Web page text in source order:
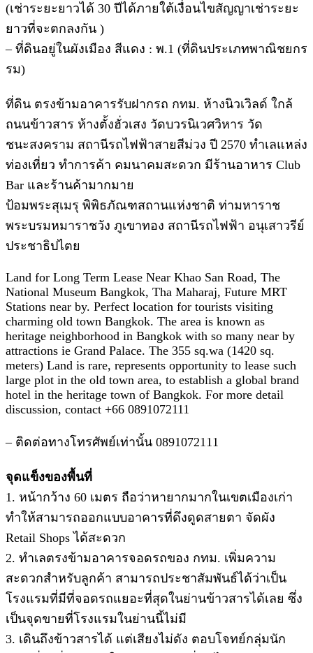
(เช่าระยะยาวได้ 30 ปีได้ภายใต้เงื่อนไขสัญญาเช่าระยะ
ยาวที่จะตกลงกัน )
– ที่ดินอยู่ในผังเมือง สีแดง : พ.1 (ที่ดินประเภทพาณิชยกร
รม)
ที่ดิน ตรงข้ามอาคารรับฝากรถ กทม. ห้างนิวเวิลด์ ใกล้
ถนนข้าวสาร ห้างตั้งฮั่วเสง วัดบวรนิเวศวิหาร วัด
ชนะสงคราม สถานีรถไฟฟ้าสายสีม่วง ปี 2570 ทำเลแหล่ง
ท่องเที่ยว ทำการค้า คมนาคมสะดวก มีร้านอาหาร Club
Bar และร้านค้ามากมาย
ป้อมพระสุเมรุ พิพิธภัณฑสถานแห่งชาติ ท่ามหาราช
พระบรมหมาราชวัง ภูเขาทอง สถานีรถไฟฟ้า อนุเสาวรีย์
ประชาธิปไตย
Land for Long Term Lease Near Khao San Road, The
National Museum Bangkok, Tha Maharaj, Future MRT
Stations near by. Perfect location for tourists visiting
charming old town Bangkok. The area is known as
heritage neighborhood in Bangkok with so many near by
attractions ie Grand Palace. The 355 sq.wa (1420 sq.
meters) Land is rare, represents opportunity to lease such
large plot in the old town area, to establish a global brand
hotel in the heritage town of Bangkok. For more detail
discussion, contact +66 0891072111
– ติดต่อทางโทรศัพย์เท่านั้น 0891072111
จุดแข็งของพื้นที่
1. หน้ากว้าง 60 เมตร ถือว่าหายากมากในเขตเมืองเก่า
ทำให้สามารถออกแบบอาคารที่ดึงดูดสายตา จัดผัง
Retail Shops ได้สะดวก
2. ทำเลตรงข้ามอาคารจอดรถของ กทม. เพิ่มความ
สะดวกสำหรับลูกค้า สามารถประชาสัมพันธ์ได้ว่าเป็น
โรงแรมที่มีที่จอดรถแยอะที่สุดในย่านข้าวสารได้เลย ซึ่ง
เป็นจุดขายที่โรงแรมในย่านนี้ไม่มี
3. เดินถึงข้าวสารได้ แต่เสียงไม่ดัง ตอบโจทย์กลุ่มนัก